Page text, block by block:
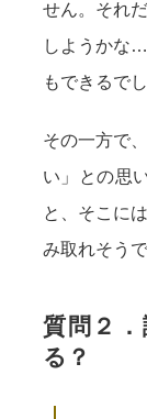
せん。それ
しようかな
もできるでし
その一方で
い」との思
と、そこに
み取れそうで
質問２
る？